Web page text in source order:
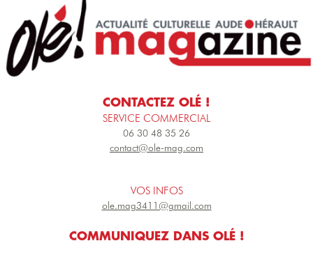
CONTACTEZ OLÉ !
SERVICE COMMERCIAL
06 30 48 35 26
contact@ole-mag.com
VOS INFOS
ole.mag3411@gmail.com
COMMUNIQUEZ DANS OLÉ !